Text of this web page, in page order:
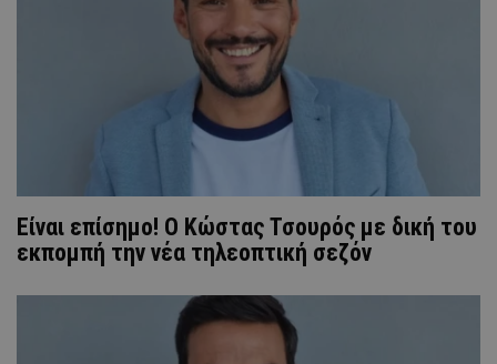
Είναι επίσημο! Ο Κώστας Τσουρός με δική του
εκπομπή την νέα τηλεοπτική σεζόν